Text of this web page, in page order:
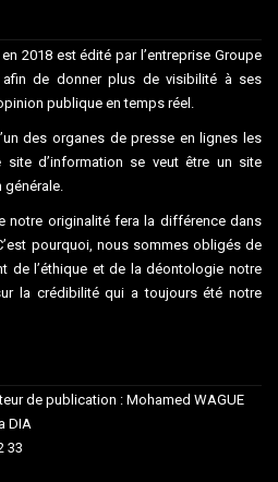
2018 est édité par l’entreprise Groupe
afin de donner plus de visibilité à ses
publique en temps réel.
des organes de presse en lignes les
d’information se veut être un site
notre originalité fera la différence dans
pourquoi, nous sommes obligés de
de l’éthique et de la déontologie notre
la crédibilité qui a toujours été notre
de publication : Mohamed WAGUE
DIA
33